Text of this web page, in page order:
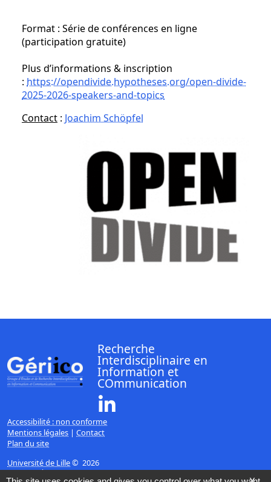
Format : Série de conférences en ligne
(participation gratuite)
Plus d’informations & inscription
: https://opendivide.hypotheses.org/open-divide-
2025-2026-speakers-and-topics
Contact : Joachim Schöpfel
Recherche
Interdisciplinaire en
Information et
COmmunication
Accessibilité : non conforme
Mentions légales | Contact
Plan du site
Université de Lille© 2026
Page mise à jour le 08/06/2020 (10:50)